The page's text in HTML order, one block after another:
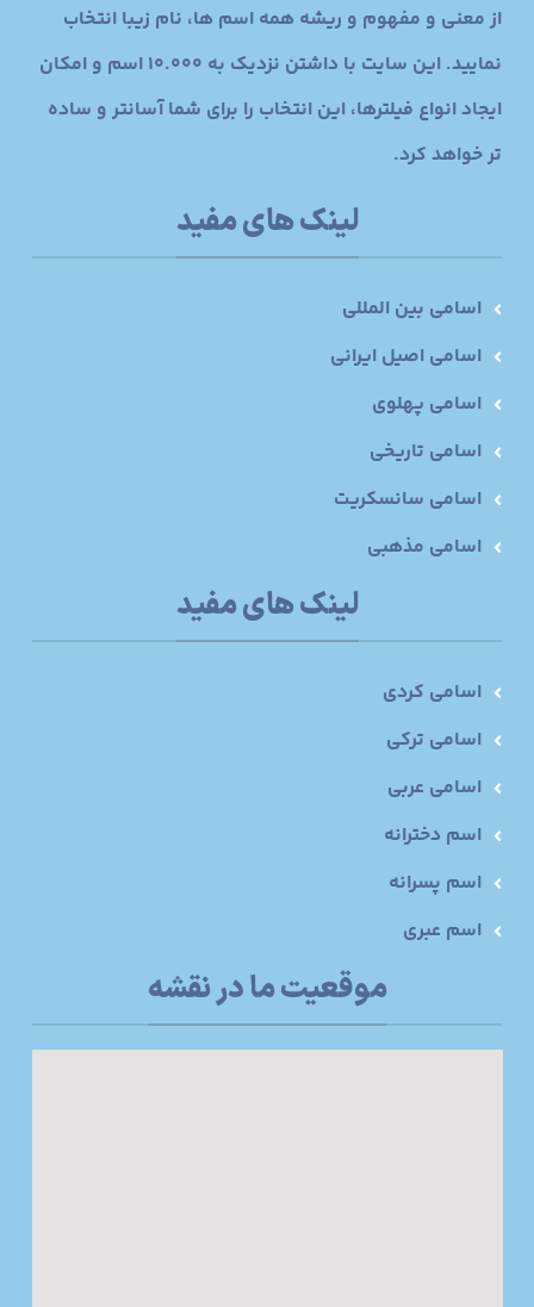
از معنی و مفهوم و ریشه همه اسم ها، نام زیبا انتخاب
نمایید. این سایت با داشتن نزدیک به 10.000 اسم و امکان
ایجاد انواع فیلترها، این انتخاب را برای شما آسانتر و ساده
تر خواهد کرد.
لینک های مفید
اسامی بین المللی
اسامی اصیل ایرانی
اسامی پهلوی
اسامی تاریخی
اسامی سانسکریت
اسامی مذهبی
لینک های مفید
اسامی کردی
اسامی ترکی
اسامی عربی
اسم دخترانه
اسم پسرانه
اسم عبری
موقعیت ما در نقشه